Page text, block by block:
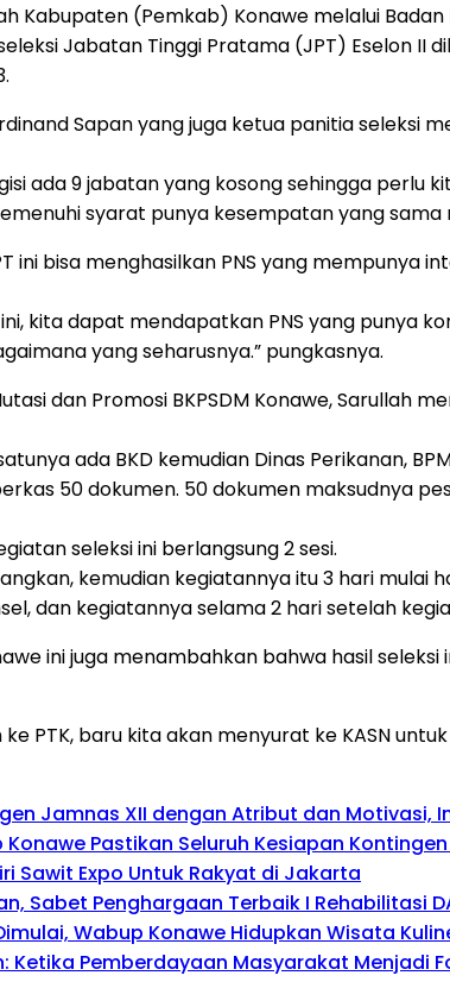
Kabupaten (Pemkab) Konawe melalui
Jabatan Tinggi Pratama (JPT) Eselon II
Sapan yang juga ketua panitia seleksi
ada 9 jabatan yang kosong sehingga
syarat punya kesempatan yang
ini bisa menghasilkan PNS yang mempunya
kita dapat mendapatkan PNS yang
yang seharusnya.” pungkasnya.
dan Promosi BKPSDM Konawe, Sarullah
ada BKD kemudian Dinas Perikanan,
50 dokumen. 50 dokumen maksudnya
seleksi ini berlangsung 2 sesi.
kemudian kegiatannya itu 3 hari mulai
dan kegiatannya selama 2 hari setelah
ini juga menambahkan bahwa hasil
PTK, baru kita akan menyurat ke KASN
Jamnas XII dengan Atribut dan Motivasi,
Pastikan Seluruh Kesiapan
Sawit Expo Untuk Rakyat di Jakarta
Sabet Penghargaan Terbaik I Rehabilitasi
Wabup Konawe Hidupkan Wisata
Ketika Pemberdayaan Masyarakat Menjadi